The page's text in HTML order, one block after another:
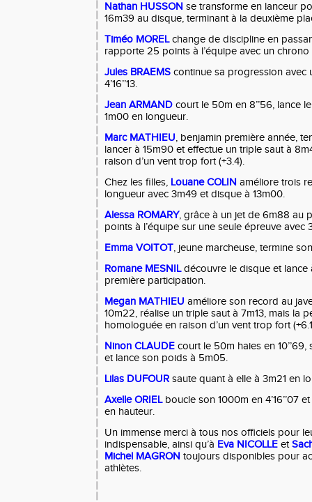
Nathan HUSSON se transforme en lanceur
16m39 au disque, terminant à la deuxième
Timéo MORELchange de discipline en
rapporte 25 points à l’équipe avec un chrono
Jules BRAEMS continue sa progression avec
4’16’’13.
Jean ARMAND court le 50m en 8’’56, lance
1m00 en longueur.
Marc MATHIEU, benjamin première année,
lancer à 15m90 et effectue un triple saut à
raison d’un vent trop fort (+3.4).
Chez les filles, Louane COLIN améliore trois
longueur avec 3m49 et disque à 13m00.
Alessa ROMARY, grâce à un jet de 6m88 au
points à l’équipe sur une seule épreuve avec
Emma VOITOT, jeune marcheuse, termine son
Romane MESNIL découvre le disque et lance
première participation.
Megan MATHIEU améliore son record au
10m22, réalise un triple saut à 7m13, mais la
homologuée en raison d’un vent trop fort
Ninon CLAUDE court le 50m haies en
et lance son poids à 5m05.
Lilas DUFOUR saute quant à elle à 3m21 en
Axelle ORIELboucle son 1000m en 4’16’’07
en hauteur.
Un immense merci à tous nos officiels pour
indispensable, ainsi qu’à Eva NICOLLE et
Michel MAGRON toujours disponibles pour
athlètes.